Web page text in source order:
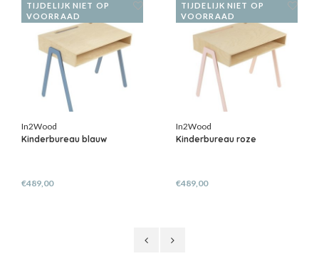
TIJDELIJK NIET OP
VOORRAAD
In2Wood
Kinderbureau blauw
€489,00
TIJDELIJK NIET OP
VOORRAAD
In2Wood
Kinderbureau roze
€489,00